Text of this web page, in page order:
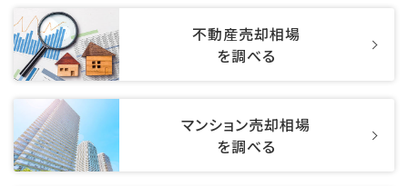
不動産売却相場
を調べる
マンション売却相場
を調べる